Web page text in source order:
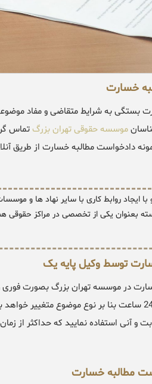
خسارت
بستگی به شرایط متقاضی و مفاد
موسسه حقوقی تهران بزرگتماس
دادخواست مطالبه خسارت از طریق
ایجاد روابط کاری با سایر نهاد ها و
بعنوان یکی از تخصصی در مراکز حقوقی
توسط وکیل پایه یک
در موسسه تهران بزرگ بصورت
میشود ، این فرایند بطور معمول بین 3 الی 24 ساعت بنا بر
مطالبه خسارت